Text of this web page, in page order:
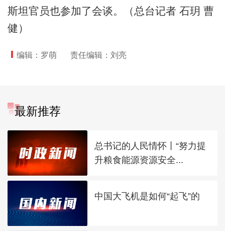
斯坦官员也参加了会谈。（总台记者 石玥 曹
健）
编辑：罗萌 责任编辑：刘亮
最新推荐
总书记的人民情怀丨“努力提
升粮食能源资源安全...
中国大飞机是如何“起飞”的